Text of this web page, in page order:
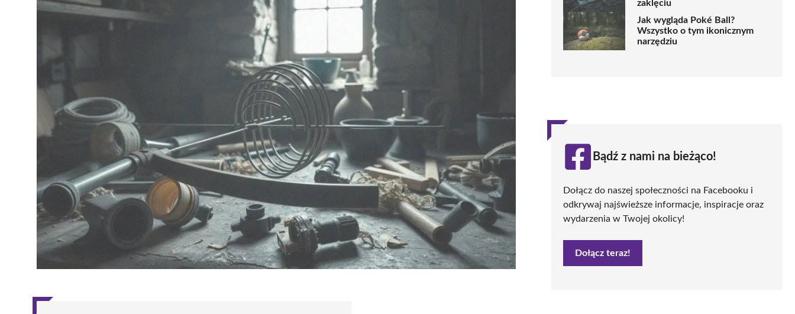
zaklęciu
Jak wygląda Poké Ball?
Wszystko o tym ikonicznym
narzędziu
Bądź z nami na bieżąco!
Dołącz do naszej społeczności na Facebooku i
odkrywaj najświeższe informacje, inspiracje oraz
wydarzenia w Twojej okolicy!
Dołącz teraz!